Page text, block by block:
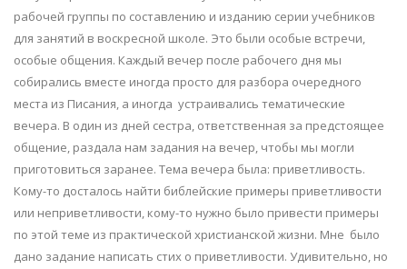
рабочей группы по составлению и изданию серии учебников
для занятий в воскресной школе. Это были особые встречи,
особые общения. Каждый вечер после рабочего дня мы
собирались вместе иногда просто для разбора очередного
места из Писания, а иногда устраивались тематические
вечера. В один из дней сестра, ответственная за предстоящее
общение, раздала нам задания на вечер, чтобы мы могли
приготовиться заранее. Тема вечера была: приветливость.
Кому-то досталось найти библейские примеры приветливости
или неприветливости, кому-то нужно было привести примеры
по этой теме из практической христианской жизни. Мне было
дано задание написать стих о приветливости. Удивительно, но